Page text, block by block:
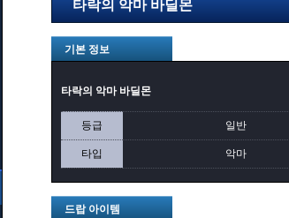
타락의 악마 바딜몬
기본 정보
타락의 악마 바딜몬
등급 일반
타입 악마
드랍 아이템